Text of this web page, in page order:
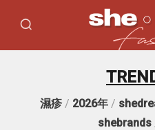
濕疹 / 2026年 /
shebrands